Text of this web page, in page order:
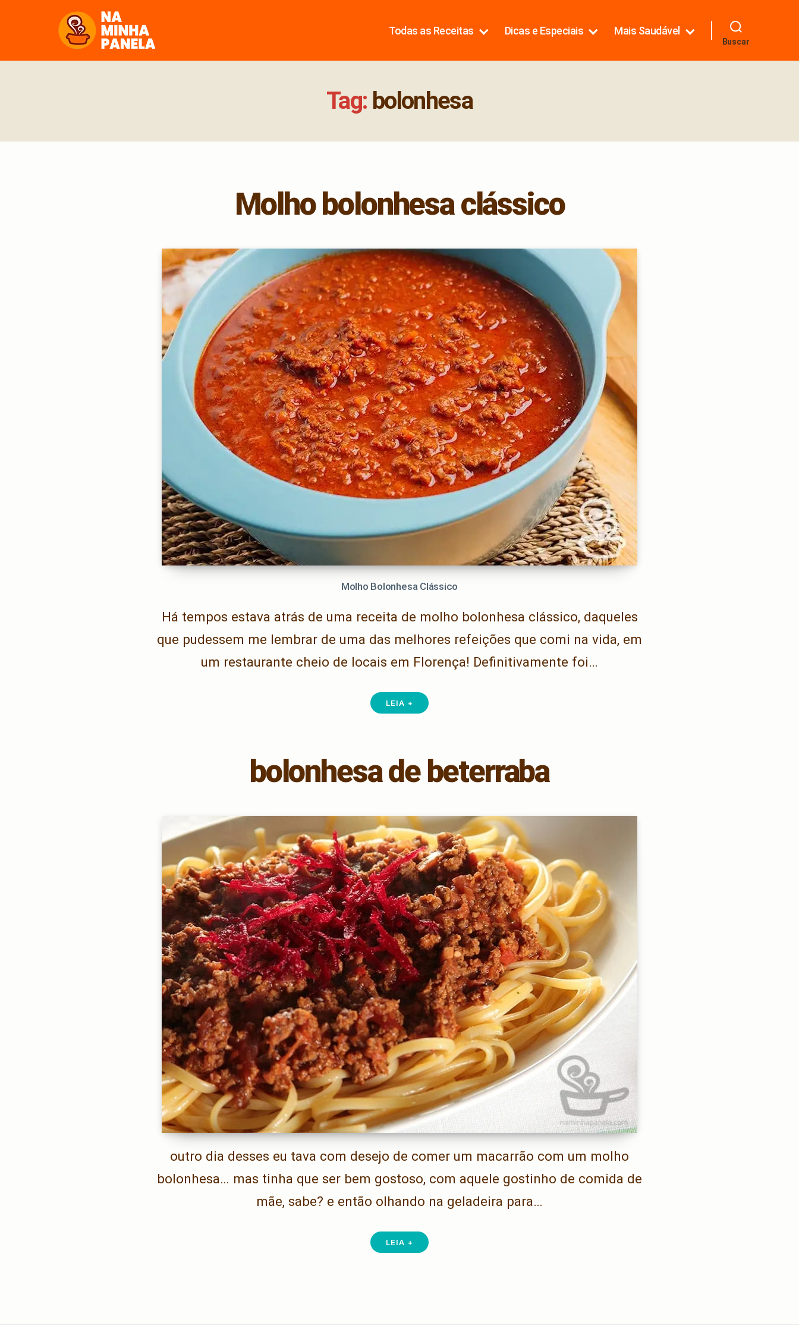
Todas as Receitas Dicas e Especiais Mais Saudável
Buscar
Tag: bolonhesa
Molho bolonhesa clássico
Molho Bolonhesa Clássico
Há tempos estava atrás de uma receita de molho bolonhesa clássico, daqueles
que pudessem me lembrar de uma das melhores refeições que comi na vida, em
um restaurante cheio de locais em Florença! Definitivamente foi…
LEIA +
bolonhesa de beterraba
outro dia desses eu tava com desejo de comer um macarrão com um molho
bolonhesa… mas tinha que ser bem gostoso, com aquele gostinho de comida de
mãe, sabe? e então olhando na geladeira para…
LEIA +